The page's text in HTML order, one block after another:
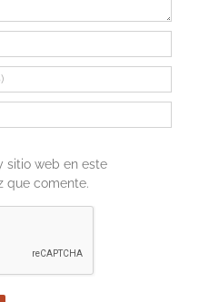
sitio web en este
que comente.